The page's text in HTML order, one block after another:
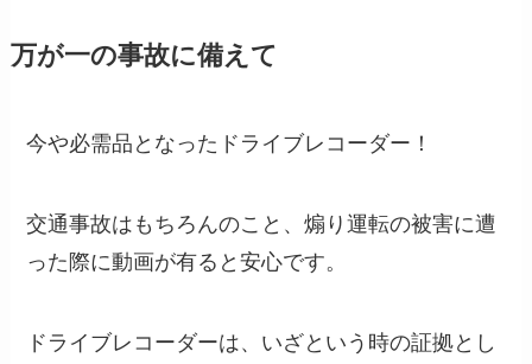
万が一の事故に備えて
今や必需品となったドライブレコーダー！
交通事故はもちろんのこと、煽り運転の被害に遭
った際に動画が有ると安心です。
ドライブレコーダーは、いざという時の証拠とし